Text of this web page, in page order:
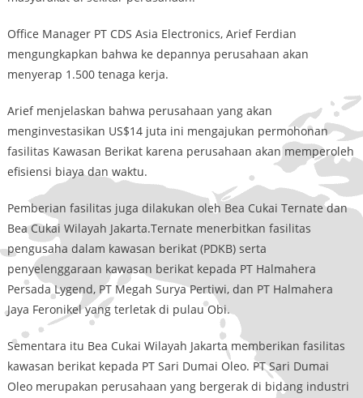
Office Manager PT CDS Asia Electronics, Arief Ferdian
mengungkapkan bahwa ke depannya perusahaan akan
menyerap 1.500 tenaga kerja.
Arief menjelaskan bahwa perusahaan yang akan
menginvestasikan US$14 juta ini mengajukan permohonan
fasilitas Kawasan Berikat karena perusahaan akan memperoleh
efisiensi biaya dan waktu.
Pemberian fasilitas juga dilakukan oleh Bea Cukai Ternate dan
Bea Cukai Wilayah Jakarta.Ternate menerbitkan fasilitas
pengusaha dalam kawasan berikat (PDKB) serta
penyelenggaraan kawasan berikat kepada PT Halmahera
Persada Lygend, PT Megah Surya Pertiwi, dan PT Halmahera
Jaya Feronikel yang terletak di pulau Obi.
Sementara itu Bea Cukai Wilayah Jakarta memberikan fasilitas
kawasan berikat kepada PT Sari Dumai Oleo. PT Sari Dumai
Oleo merupakan perusahaan yang bergerak di bidang industri